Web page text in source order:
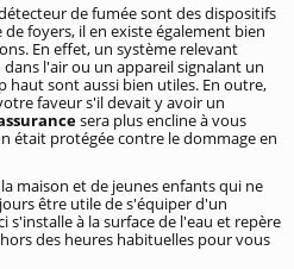
de fumée sont des dispositifs
foyers, il en existe également bien
En effet, un système relevant
dans l'air ou un appareil signalant un
sont aussi bien utiles. En outre,
faveur s'il devait y avoir un
sera plus encline à vous
était protégée contre le dommage en
maison et de jeunes enfants qui ne
être utile de s'équiper d'un
s'installe à la surface de l'eau et repère
des heures habituelles pour vous